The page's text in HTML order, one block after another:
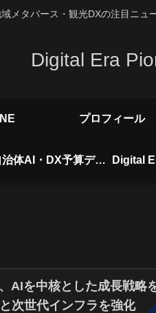
メタバース・観光DXの注目ニュ
Digital Era
プロフィール
自治体AI・DX予算データベース
AIを中核とした成長戦略
次世代インフラを強化